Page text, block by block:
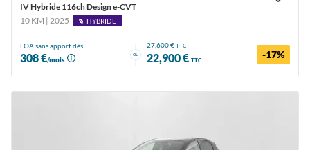
IV Hybride 116ch Design e-CVT
10 KM | 2025
HYBRIDE
LOA sans apport dès
308 €/mois
ou
27,600 €TTC
22,900 € TTC -17%